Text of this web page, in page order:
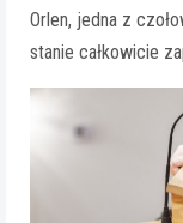
Orlen, jedna z
stanie całkowicie